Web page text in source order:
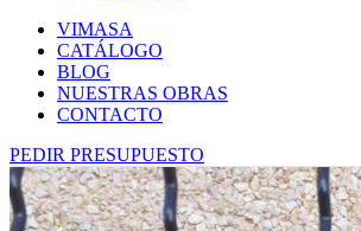
VIMASA
CATÁLOGO
BLOG
NUESTRAS OBRAS
CONTACTO
PEDIR PRESUPUESTO